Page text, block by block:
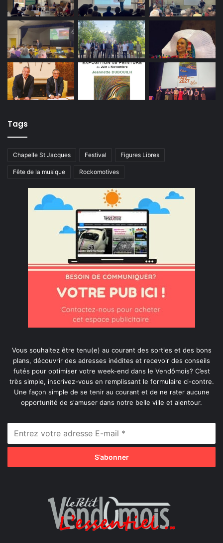
Tags
Chapelle St Jacques Festival Figures Libres
Fête de la musique Rockomotives
Vous souhaitez être tenu(e) au courant des sorties et des bons
plans, découvrir des adresses inédites et recevoir des conseils
futés pour optimiser votre week-end dans le Vendômois? C’est
très simple, inscrivez-vous en remplissant le formulaire ci-contre.
Une façon simple de se tenir au courant et de ne rater aucune
opportunité de s'amuser dans notre belle ville et alentour.